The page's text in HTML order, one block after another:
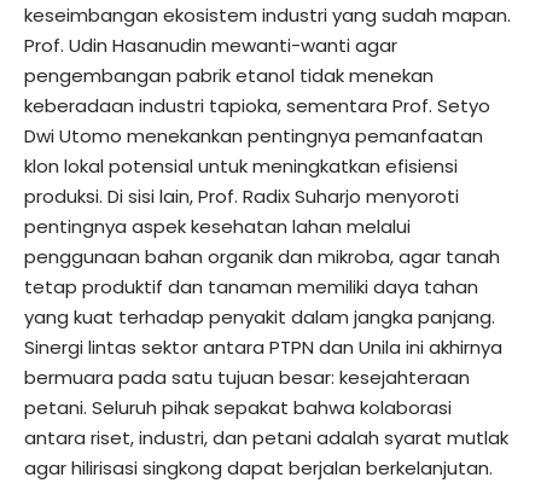
keseimbangan ekosistem industri yang sudah mapan.
Prof. Udin Hasanudin mewanti-wanti agar
pengembangan pabrik etanol tidak menekan
keberadaan industri tapioka, sementara Prof. Setyo
Dwi Utomo menekankan pentingnya pemanfaatan
klon lokal potensial untuk meningkatkan efisiensi
produksi. Di sisi lain, Prof. Radix Suharjo menyoroti
pentingnya aspek kesehatan lahan melalui
penggunaan bahan organik dan mikroba, agar tanah
tetap produktif dan tanaman memiliki daya tahan
yang kuat terhadap penyakit dalam jangka panjang.
Sinergi lintas sektor antara PTPN dan Unila ini akhirnya
bermuara pada satu tujuan besar: kesejahteraan
petani. Seluruh pihak sepakat bahwa kolaborasi
antara riset, industri, dan petani adalah syarat mutlak
agar hilirisasi singkong dapat berjalan berkelanjutan.